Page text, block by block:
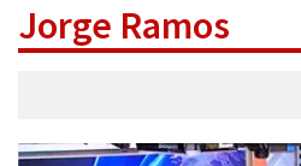
Jorge Ramos